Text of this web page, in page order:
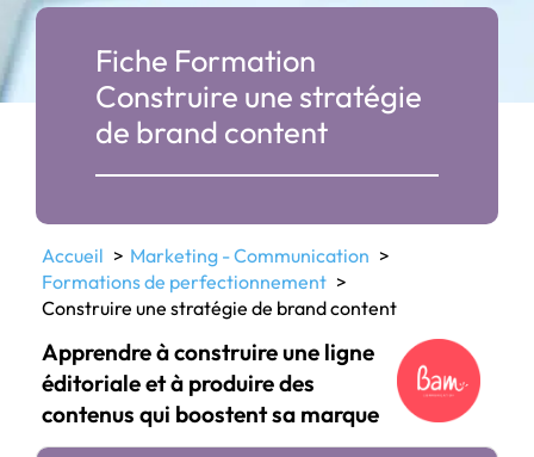
Fiche Formation
Construire une stratégie
de brand content
Accueil
Marketing - Communication
Formations de perfectionnement
Construire une stratégie de brand content
Apprendre à construire une ligne
éditoriale et à produire des
contenus qui boostent sa marque